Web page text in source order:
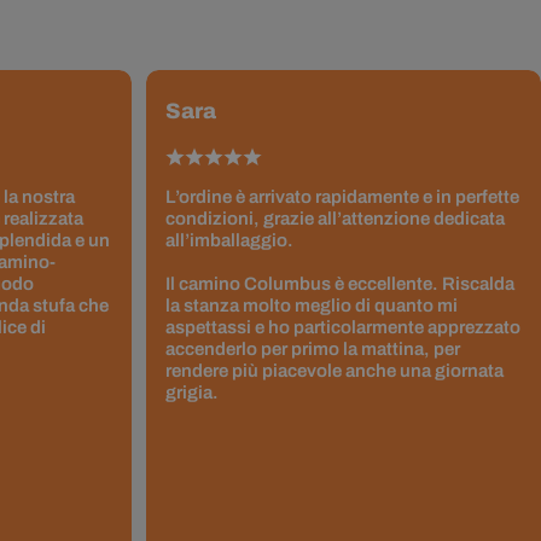
nostra
realizzata
e un
stufa che
di
Sara
L’ordine è arrivato rapidamente e in perfette
condizioni, grazie all’attenzione dedicata
all’imballaggio.
Il camino Columbus è eccellente. Riscalda
la stanza molto meglio di quanto mi
aspettassi e ho particolarmente apprezzato
accenderlo per primo la mattina, per
rendere più piacevole anche una giornata
grigia.